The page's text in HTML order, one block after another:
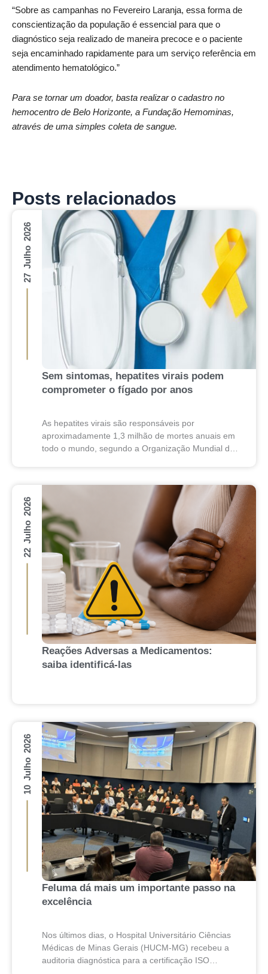
“Sobre as campanhas no Fevereiro Laranja, essa forma de
conscientização da população é essencial para que o
diagnóstico seja realizado de maneira precoce e o paciente
seja encaminhado rapidamente para um serviço referência em
atendimento hematológico.”
Para se tornar um doador, basta realizar o cadastro no
hemocentro de Belo Horizonte, a Fundação Hemominas,
através de uma simples coleta de sangue.
Posts relacionados
Sem sintomas, hepatites virais podem
comprometer o fígado por anos
As hepatites virais são responsáveis por
aproximadamente 1,3 milhão de mortes anuais em
todo o mundo, segundo a Organização Mundial da
27 Julho 2026
Reações Adversas a Medicamentos:
saiba identificá-las
22 Julho 2026
Feluma dá mais um importante passo na
excelência
Nos últimos dias, o Hospital Universitário Ciências
Médicas de Minas Gerais (HUCM-MG) recebeu a
auditoria diagnóstica para a certificação ISO
10 Julho 2026